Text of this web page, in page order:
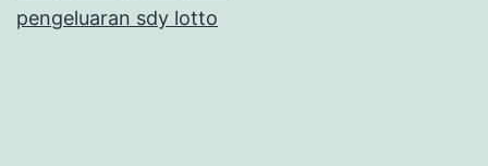
pengeluaran sdy lotto